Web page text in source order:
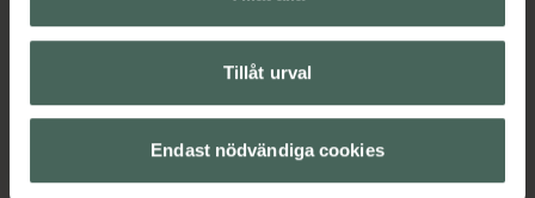
Tillåt urval
Endast nödvändiga cookies
syd till Lappland i norr, och online i mobilen och på